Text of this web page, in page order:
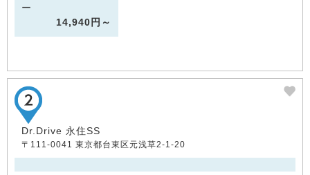
ー
14,940円～
Dr.Drive 永住SS
〒111-0041 東京都台東区元浅草2-1-20